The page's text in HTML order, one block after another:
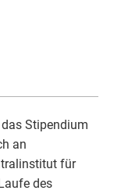
Stipendium
an
für
des